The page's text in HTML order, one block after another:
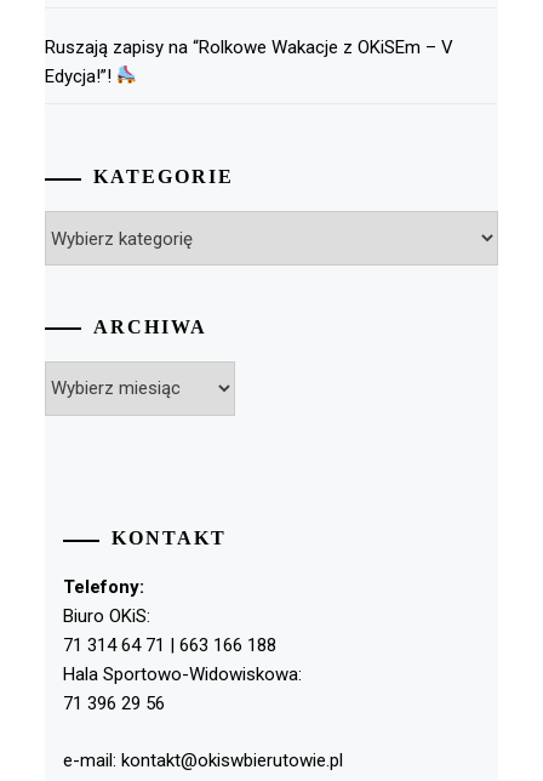
Ruszają zapisy na “Rolkowe Wakacje z OKiSEm – V
Edycja!”!
KATEGORIE
ARCHIWA
KONTAKT
Telefony:
Biuro OKiS:
71 314 64 71 | 663 166 188
Hala Sportowo-Widowiskowa:
71 396 29 56
e-mail: kontakt@okiswbierutowie.pl